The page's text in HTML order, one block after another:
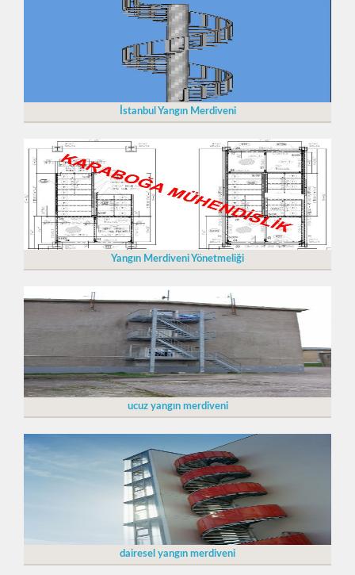
İstanbul Yangın Merdiveni
Yangın Merdiveni Yönetmeliği
ucuz yangın merdiveni
dairesel yangın merdiveni